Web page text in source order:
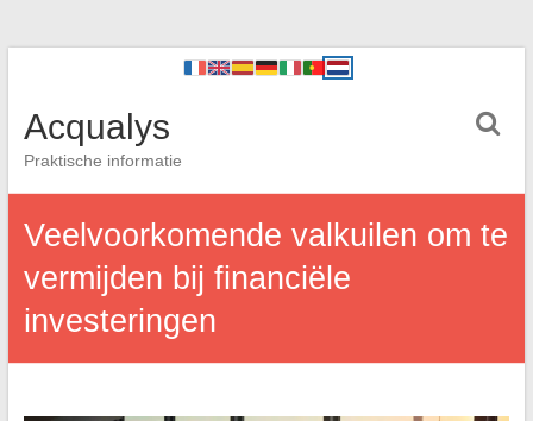
Acqualys
Praktische informatie
Veelvoorkomende valkuilen om te
vermijden bij financiële
investeringen